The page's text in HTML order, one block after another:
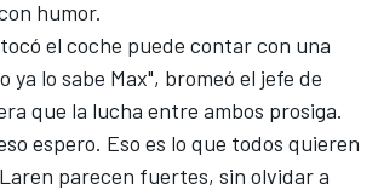
humor.
el coche puede contar con una
ya lo sabe Max", bromeó el jefe de
que la lucha entre ambos prosiga.
espero. Eso es lo que todos quieren
parecen fuertes, sin olvidar a